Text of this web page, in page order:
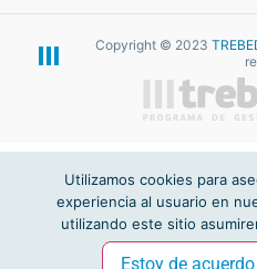
Copyright © 2023
Utilizamos cookies para
experiencia al usuario en
utilizando este sitio
Estoy de acuerdo